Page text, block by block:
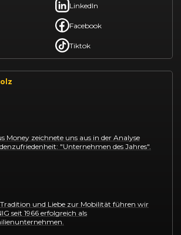
LinkedIn
Facebook
Tiktok
Money zeichnete uns aus in der Analyse
"Unternehmen des Jahres".
und Liebe zur Mobilität führen wir
seit 1966 erfolgreich als